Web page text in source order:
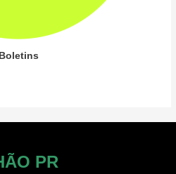
Boletins
PR